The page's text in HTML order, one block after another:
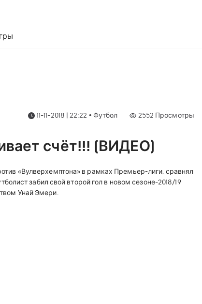
11-11-2018 | 22:22 • Футбол 2552 Просмотры
счёт!!! (ВИДЕО)
«Вулверхемптона» в рамках Премьер-лиги, сравнял
забил свой второй гол в новом сезоне-2018/19
Унай Эмери.